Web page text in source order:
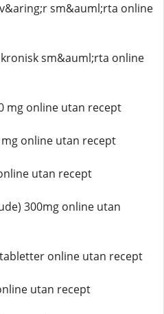
sm&auml;rta online
sm&auml;rta online
mg online utan recept
online utan recept
utan recept
300mg online utan
online utan recept
utan recept